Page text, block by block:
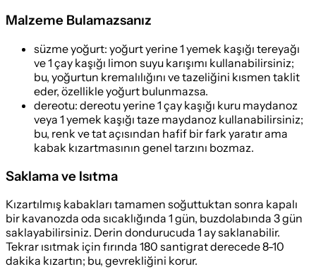
Malzeme Bulamazsanız
süzme yoğurt: yoğurt yerine 1 yemek kaşığı tereyağı
ve 1 çay kaşığı limon suyu karışımı kullanabilirsiniz;
bu, yoğurtun kremalılığını ve tazeliğini kısmen taklit
eder, özellikle yoğurt bulunmazsa.
dereotu: dereotu yerine 1 çay kaşığı kuru maydanoz
veya 1 yemek kaşığı taze maydanoz kullanabilirsiniz;
bu, renk ve tat açısından hafif bir fark yaratır ama
kabak kızartmasının genel tarzını bozmaz.
Saklama ve Isıtma
Kızartılmış kabakları tamamen soğuttuktan sonra kapalı
bir kavanozda oda sıcaklığında 1 gün, buzdolabında 3 gün
saklayabilirsiniz. Derin dondurucuda 1 ay saklanabilir.
Tekrar ısıtmak için fırında 180 santigrat derecede 8-10
dakika kızartın; bu, gevrekliğini korur.